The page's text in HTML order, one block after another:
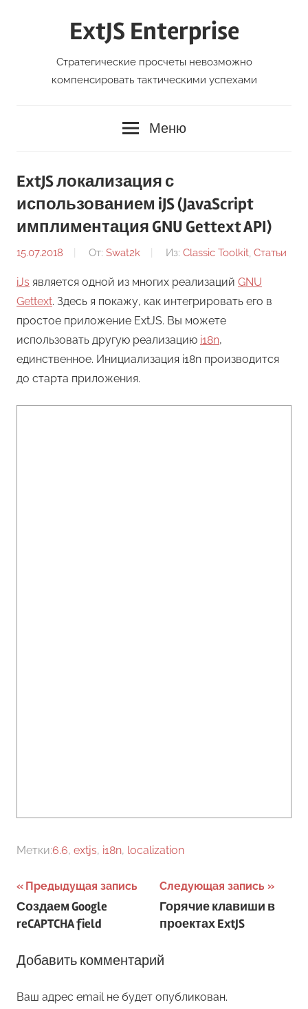
ExtJS Enterprise
Стратегические просчеты невозможно
компенсировать тактическими успехами
Меню
ExtJS локализация с
использованием iJS (JavaScript
имплиментация GNU Gettext API)
15.07.2018 От: Swat2k Из: Classic Toolkit, Статьи
iJs является одной из многих реализаций GNU
Gettext. Здесь я покажу, как интегрировать его в
простое приложение ExtJS. Вы можете
использовать другую реализацию i18n,
единственное. Инициализация i18n производится
до старта приложения.
Метки:6.6, extjs, i18n, localization
Навигация
по
Предыдущая запись
Создаем Google
reCAPTCHA field
Следующая запись
Горячие клавиши в
проектах ExtJS
Добавить комментарий
Ваш адрес email не будет опубликован.